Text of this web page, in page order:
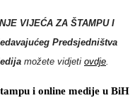
VIJEĆA ZA ŠTAMPU I
Predsjedništva
možete vidjeti ovdje.
i online medije u BiH